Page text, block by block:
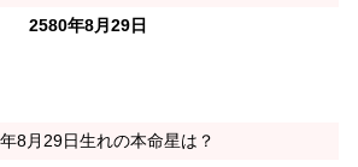
2580年8月29日
8月29日生れの本命星は？